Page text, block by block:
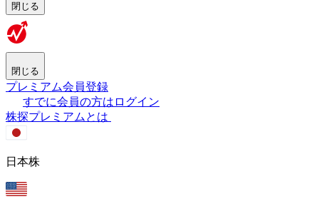
閉じる
閉じる
プレミアム会員登録
すでに会員の方はログイン
株探プレミアムとは
日本株